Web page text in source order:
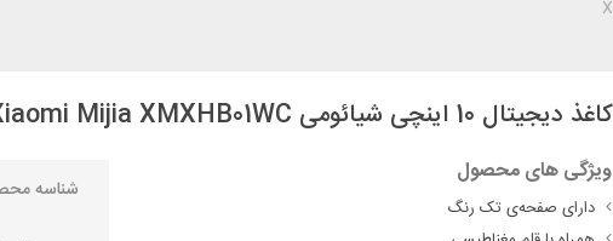
کاغذ دیجیتال 10 اینچی شیائومی Xiaomi Mijia XMXHB01WC
ویژگی های محصول
دارای صفحه‌ی تک رنگ
شناسه